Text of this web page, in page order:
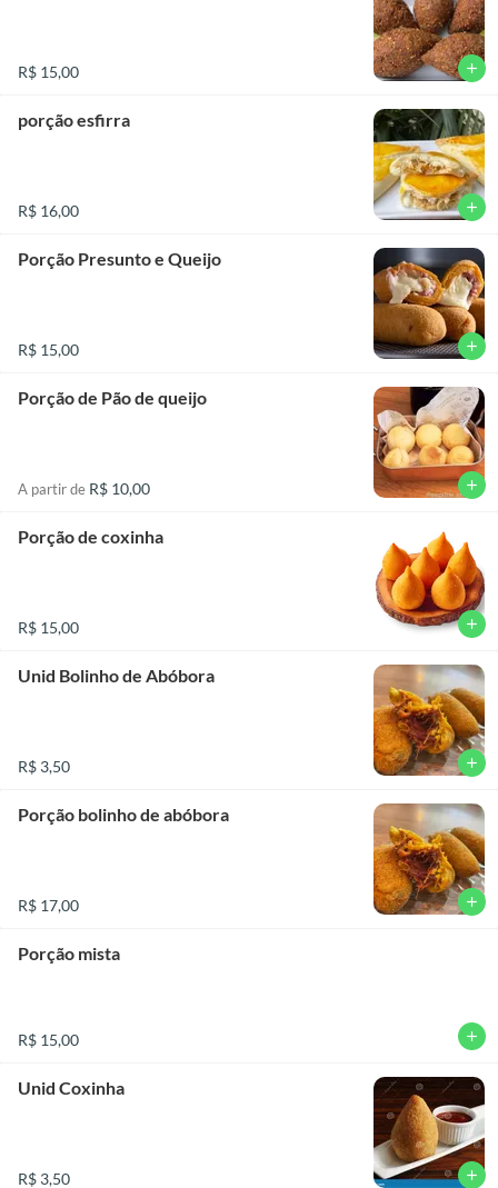
R$ 15,00 add
porção esfirra
R$ 16,00 add
Porção Presunto e Queijo
R$ 15,00 add
Porção de Pão de queijo
A partir de R$ 10,00 add
Porção de coxinha
R$ 15,00 add
Unid Bolinho de Abóbora
R$ 3,50 add
Porção bolinho de abóbora
R$ 17,00 add
Porção mista
R$ 15,00 add
Unid Coxinha
R$ 3,50 add